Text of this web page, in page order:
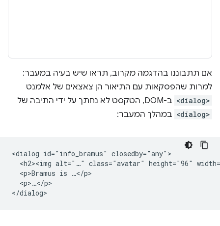
אם תתבוננו בהדגמה מקרוב, תראו שיש בעיה במעבר:
למרות שהפסקאות עם התיאור הן צאצאים של אלמנט
<dialog> ב-DOM, הטקסט לא נחתך על ידי התיבה של
<dialog> במהלך המעבר:
<dialog id="info_bramus" closedby="any">
<h2><img alt="…" class="avatar" height="96"
  <p>Bramus is …</p>
  <p>…</p>